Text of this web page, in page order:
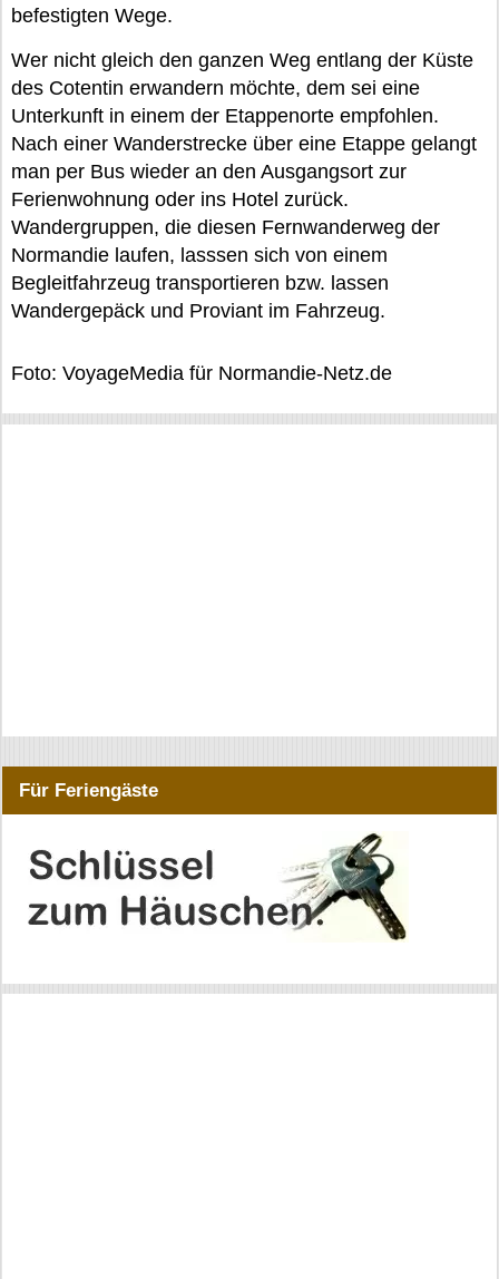
befestigten Wege.
Wer nicht gleich den ganzen Weg entlang der Küste
des Cotentin erwandern möchte, dem sei eine
Unterkunft in einem der Etappenorte empfohlen.
Nach einer Wanderstrecke über eine Etappe gelangt
man per Bus wieder an den Ausgangsort zur
Ferienwohnung oder ins Hotel zurück.
Wandergruppen, die diesen Fernwanderweg der
Normandie laufen, lasssen sich von einem
Begleitfahrzeug transportieren bzw. lassen
Wandergepäck und Proviant im Fahrzeug.
Foto: VoyageMedia für Normandie-Netz.de
Für Feriengäste